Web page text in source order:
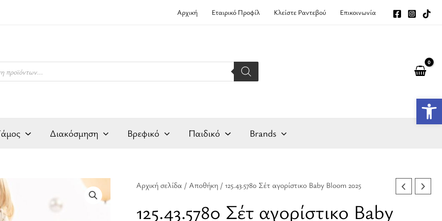
Αρχική Εταιρικό Προφίλ Κλείστε Ραντεβού Επικοινωνία
Διακόσμηση Βρεφικό Παιδικό Brands
Αρχική σελίδα / Αποθήκη / 125.43.5780 Σέτ αγορίστικο Baby Bloom 2025
125.43.5780 Σέτ αγορίστικο Baby
125.43.5780
αγορίστικο